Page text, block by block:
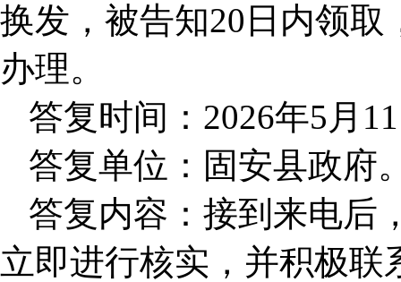
换发，被告知20日内领
办理。
答复时间：2026年5月
答复单位：固安县政府
答复内容：接到来电后
立即进行核实，并积极